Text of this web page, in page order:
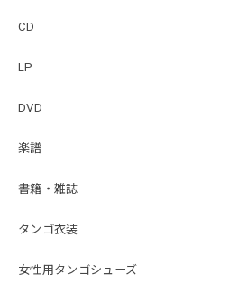
CD
LP
DVD
楽譜
書籍・雑誌
タンゴ衣装
女性用タンゴシューズ